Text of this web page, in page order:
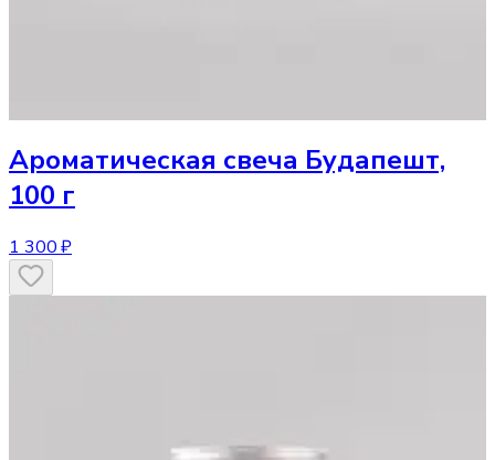
Ароматическая свеча Будапешт,
100 г
1 300 ₽